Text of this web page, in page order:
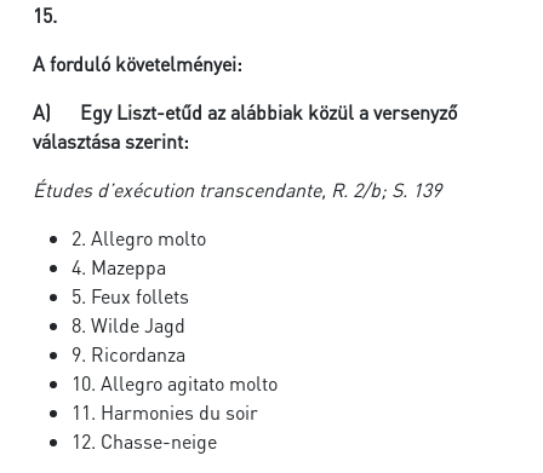
15.
A forduló követelményei:
A)
Egy Liszt-etűd az alábbiak közül a versenyző
választása szerint:
Études d’exécution transcendante, R. 2/b; S. 139
2. Allegro molto
4. Mazeppa
5. Feux follets
8. Wilde Jagd
9. Ricordanza
10. Allegro agitato molto
11. Harmonies du soir
12. Chasse-neige